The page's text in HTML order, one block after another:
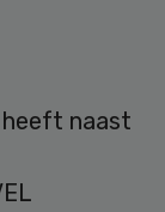
heeft naast